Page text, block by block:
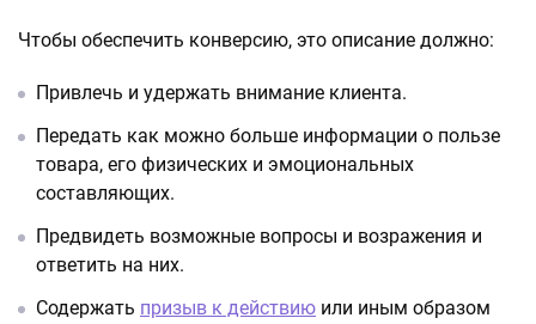
Чтобы обеспечить конверсию, это описание должно:
Привлечь и удержать внимание клиента.
Передать как можно больше информации о пользе
товара, его физических и эмоциональных
составляющих.
Предвидеть возможные вопросы и возражения и
ответить на них.
Содержать призыв к действию или иным образом